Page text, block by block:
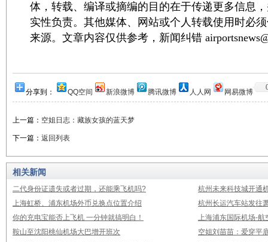
体，转载、编译或摘编的目的在于传递更多信息
实性负责。其他媒体、网站或个人转载使用时必
来源。文章内容仅供参考，新闻纠错
分享到： QQ空间 新浪微博 腾讯微博 人人网 网易微博
上一篇： 空姐日志：藏族女孩的蓝天梦
下一篇： 返回列表
相关新闻
二代身份证遗失或者过期，还能乘飞机吗?
杭州未来科技城开通
上海虹桥、浦东机场外币兑换点位置介绍
杭州长运汽车站发往
你的充电宝能否上飞机 一分钟就搞明白！
上海浦东国际机场-航
鞍山至沈阳桃仙机场大巴增开班次
空姐刘苗苗：爱穿平